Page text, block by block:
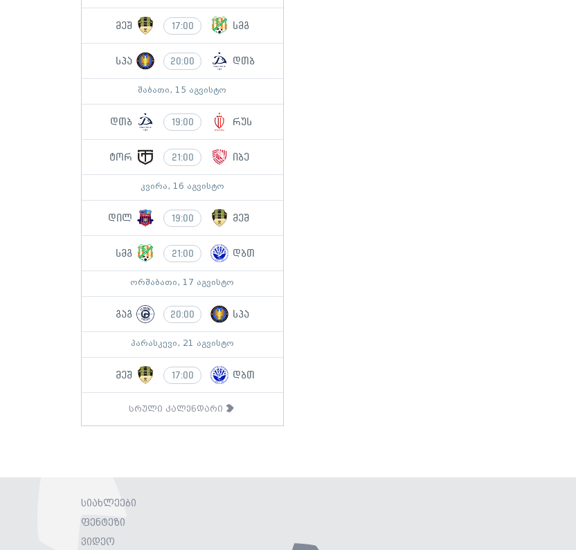
მეშ 17:00 სმგ
სპა 20:00 დთბ
შაბათი, 15 აგვისტო
დთბ 19:00 რუს
ტორ 21:00 იბე
კვირა, 16 აგვისტო
დილ 19:00 მეშ
სმგ 21:00 დბთ
ორშაბათი, 17 აგვისტო
გაგ 20:00 სპა
პარასკევი, 21 აგვისტო
მეშ 17:00 დბთ
სრული კალენდარი
სიახლეები
ფენტეზი
ვიდეო